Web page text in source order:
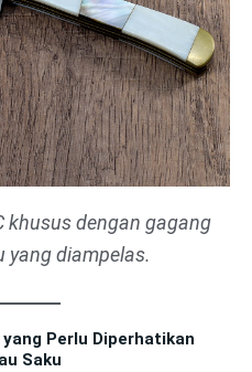
khusus dengan gagang
yang diampelas.
Perlu Diperhatikan
Saku